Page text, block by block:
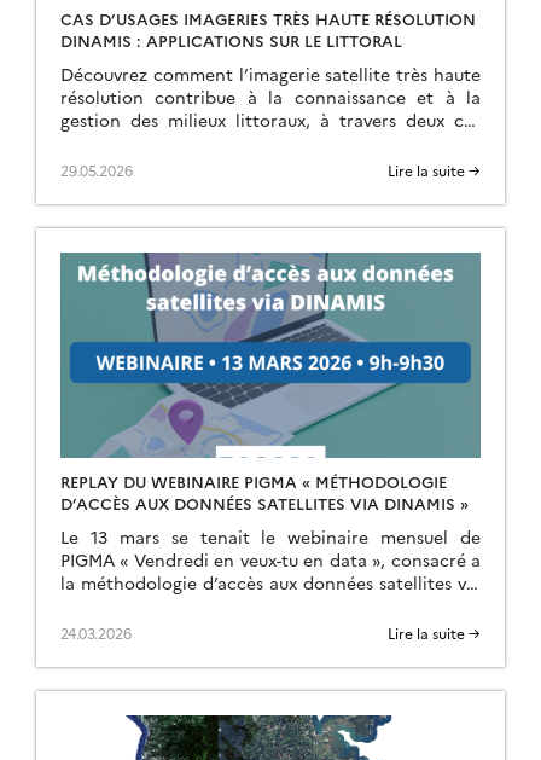
CAS D’USAGES IMAGERIES TRÈS HAUTE RÉSOLUTION
DINAMIS : APPLICATIONS SUR LE LITTORAL
Découvrez comment l’imagerie satellite très haute
résolution contribue à la connaissance et à la
gestion des milieux littoraux, à travers deux cas
avec ODATIS, […]
29.05.2026 Lire la suite →
REPLAY DU WEBINAIRE PIGMA « MÉTHODOLOGIE
D’ACCÈS AUX DONNÉES SATELLITES VIA DINAMIS »
Le 13 mars se tenait le webinaire mensuel de
PIGMA « Vendredi en veux-tu en data », consacré a
la méthodologie d’accès aux données satellites via
24.03.2026 Lire la suite →